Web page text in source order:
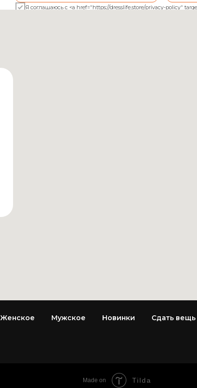
Я соглашаюсь с <a href="https://dresslife.store/privacy-policy"
Женское Мужское Новинки Сдать вещь
Made on Tilda